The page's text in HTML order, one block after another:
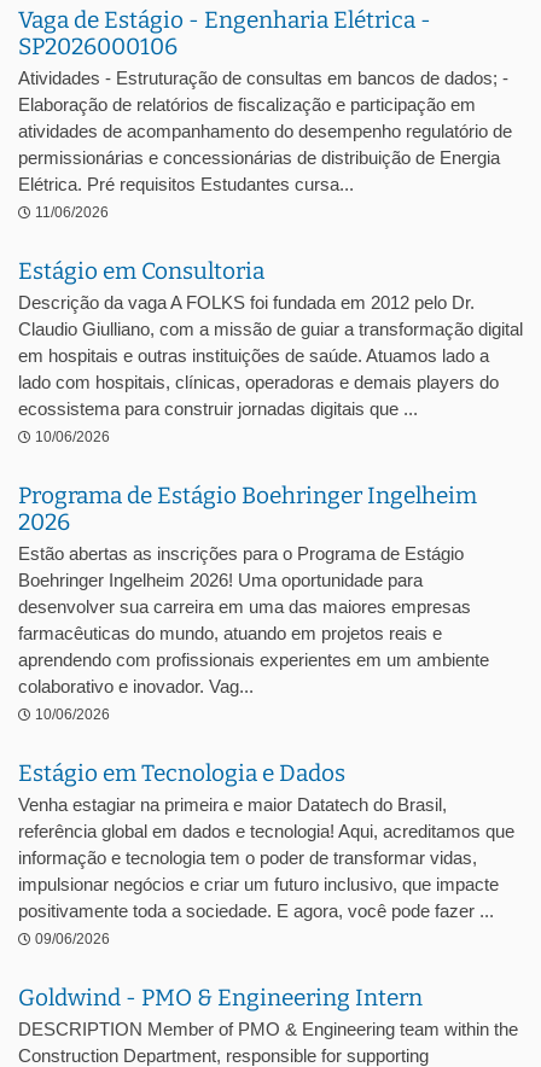
Vaga de Estágio - Engenharia Elétrica -
SP2026000106
Atividades - Estruturação de consultas em bancos de dados; -
Elaboração de relatórios de fiscalização e participação em
atividades de acompanhamento do desempenho regulatório de
permissionárias e concessionárias de distribuição de Energia
Elétrica. Pré requisitos Estudantes cursa...
11/06/2026
Estágio em Consultoria
Descrição da vaga A FOLKS foi fundada em 2012 pelo Dr.
Claudio Giulliano, com a missão de guiar a transformação digital
em hospitais e outras instituições de saúde. Atuamos lado a
lado com hospitais, clínicas, operadoras e demais players do
ecossistema para construir jornadas digitais que ...
10/06/2026
Programa de Estágio Boehringer Ingelheim
2026
Estão abertas as inscrições para o Programa de Estágio
Boehringer Ingelheim 2026! Uma oportunidade para
desenvolver sua carreira em uma das maiores empresas
farmacêuticas do mundo, atuando em projetos reais e
aprendendo com profissionais experientes em um ambiente
colaborativo e inovador. Vag...
10/06/2026
Estágio em Tecnologia e Dados
Venha estagiar na primeira e maior Datatech do Brasil,
referência global em dados e tecnologia! Aqui, acreditamos que
informação e tecnologia tem o poder de transformar vidas,
impulsionar negócios e criar um futuro inclusivo, que impacte
positivamente toda a sociedade. E agora, você pode fazer ...
09/06/2026
Goldwind - PMO & Engineering Intern
DESCRIPTION Member of PMO & Engineering team within the
Construction Department, responsible for supporting